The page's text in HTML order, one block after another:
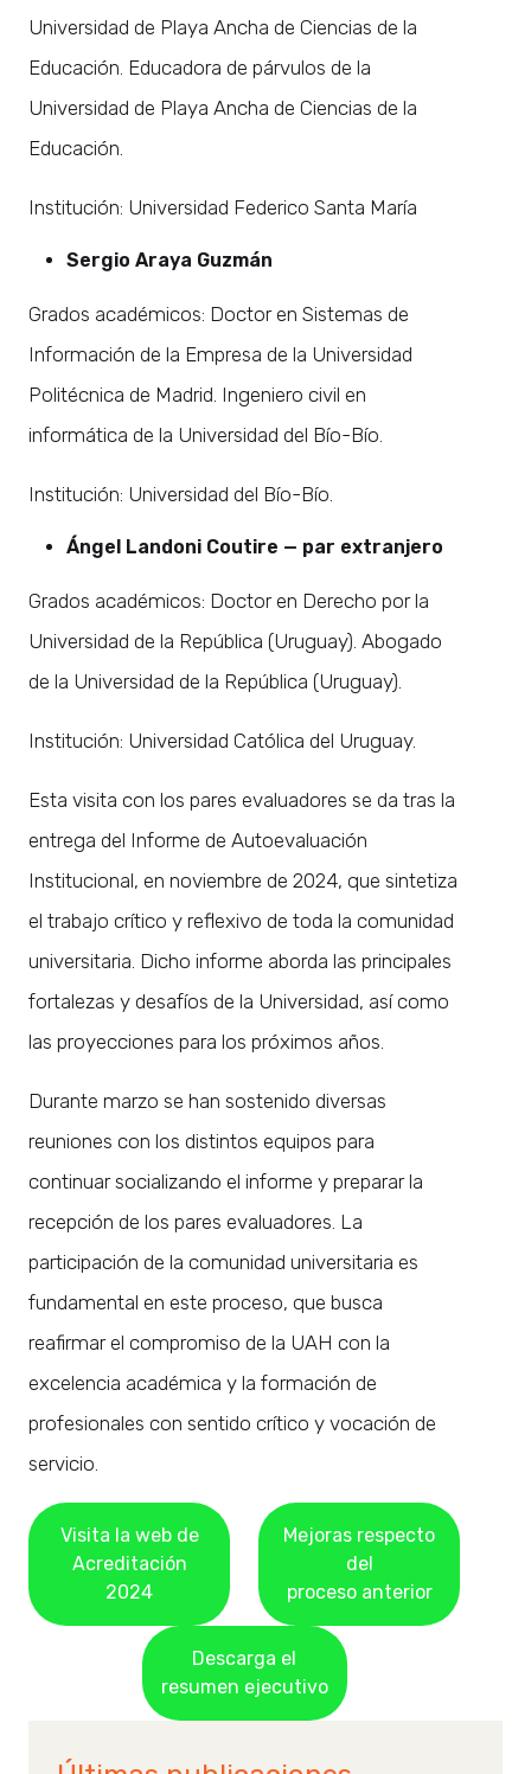
Universidad de Playa Ancha de Ciencias de la
Educación. Educadora de párvulos de la
Universidad de Playa Ancha de Ciencias de la
Educación.
Institución: Universidad Federico Santa María
Sergio Araya Guzmán
Grados académicos: Doctor en Sistemas de
Información de la Empresa de la Universidad
Politécnica de Madrid. Ingeniero civil en
informática de la Universidad del Bío-Bío.
Institución: Universidad del Bío-Bío.
Ángel Landoni Coutire — par extranjero
Grados académicos: Doctor en Derecho por la
Universidad de la República (Uruguay). Abogado
de la Universidad de la República (Uruguay).
Institución: Universidad Católica del Uruguay.
Esta visita con los pares evaluadores se da tras la
entrega del Informe de Autoevaluación
Institucional, en noviembre de 2024, que sintetiza
el trabajo crítico y reflexivo de toda la comunidad
universitaria. Dicho informe aborda las principales
fortalezas y desafíos de la Universidad, así como
las proyecciones para los próximos años.
Durante marzo se han sostenido diversas
reuniones con los distintos equipos para
continuar socializando el informe y preparar la
recepción de los pares evaluadores. La
participación de la comunidad universitaria es
fundamental en este proceso, que busca
reafirmar el compromiso de la UAH con la
excelencia académica y la formación de
profesionales con sentido crítico y vocación de
servicio.
Visita la web de
Acreditación
2024
Mejoras respecto
del
proceso anterior
Descarga el
resumen ejecutivo